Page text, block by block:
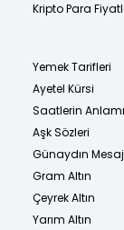
Kripto Para
Yemek Tarifleri
Ayetel Kürsi
Saatlerin Anlamı
Aşk Sözleri
Günaydın
Gram Altın
Çeyrek Altın
Yarım Altın